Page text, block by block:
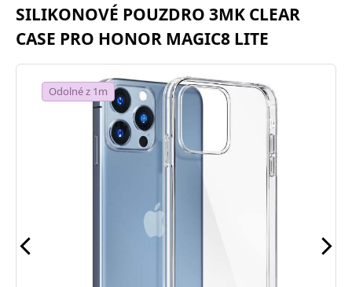
nacházíte:
SILIKONOVÉ POUZDRO 3MK CLEAR
CASE PRO HONOR MAGIC8 LITE
Odolné z 1m